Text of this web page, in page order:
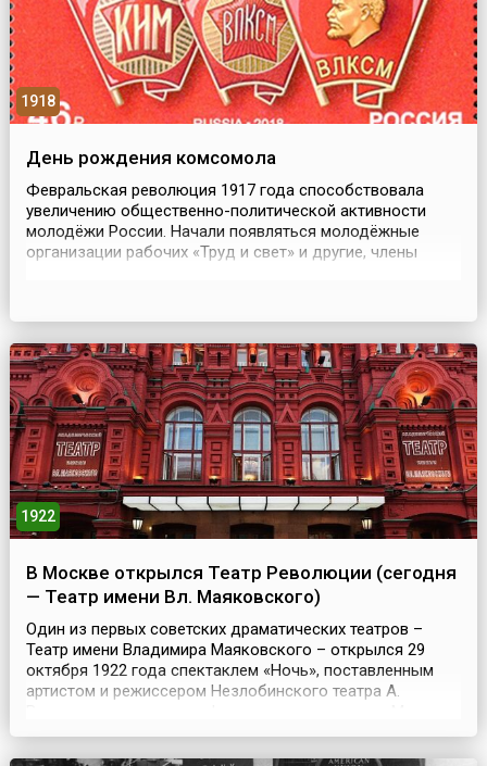
1918
День рождения комсомола
Февральская революция 1917 года способствовала
увеличению общественно-политической активности
молодёжи России. Начали появляться молодёжные
организации рабочих «Труд и свет» и другие, члены
на I ...
1922
В Москве открылся Театр Революции (сегодня
— Театр имени Вл. Маяковского)
Один из первых советских драматических театров –
Театр имени Владимира Маяковского – открылся 29
октября 1922 года спектаклем «Ночь», поставленным
артистом и режиссером Незлобинского театра А.
Мартине. До 1943 года театр носил название Театра